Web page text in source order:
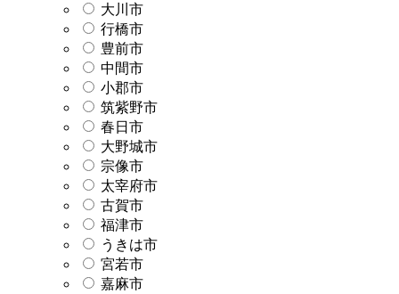
大川市
行橋市
豊前市
中間市
小郡市
筑紫野市
春日市
大野城市
宗像市
太宰府市
古賀市
福津市
うきは市
宮若市
嘉麻市